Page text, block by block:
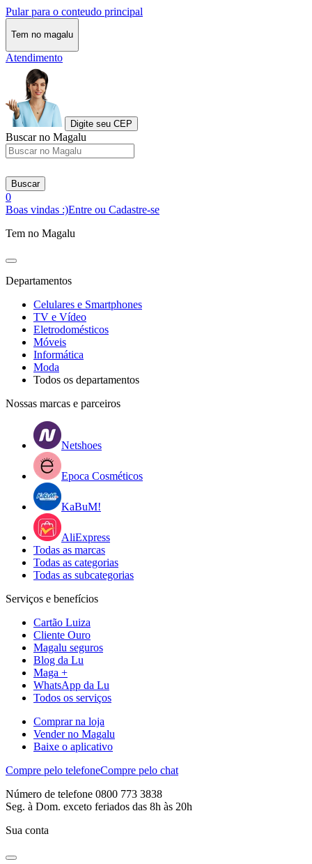
Pular para o conteudo principal
Tem no magalu
Atendimento
Digite seu CEP
Buscar no Magalu
Buscar
0
Boas vindas :)Entre ou Cadastre-se
Tem no Magalu
Departamentos
Celulares e Smartphones
TV e Vídeo
Eletrodomésticos
Móveis
Informática
Moda
Todos os departamentos
Nossas marcas e parceiros
Netshoes
Epoca Cosméticos
KaBuM!
AliExpress
Todas as marcas
Todas as categorias
Todas as subcategorias
Serviços e benefícios
Cartão Luiza
Cliente Ouro
Magalu seguros
Blog da Lu
Maga +
WhatsApp da Lu
Todos os serviços
Comprar na loja
Vender no Magalu
Baixe o aplicativo
Compre pelo telefoneCompre pelo chat
Número de telefone 0800 773 3838
Seg. à Dom. exceto feriados das 8h às 20h
Sua conta